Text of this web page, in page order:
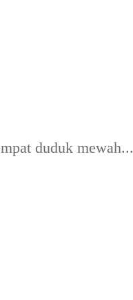
duduk mewah...